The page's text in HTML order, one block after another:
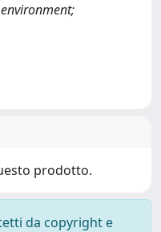
prodotto.
da copyright e